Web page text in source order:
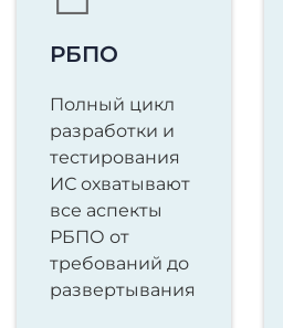
РБПО
Полный цикл
разработки и
тестирования
ИС охватывают
все аспекты
РБПО от
требований до
развертывания